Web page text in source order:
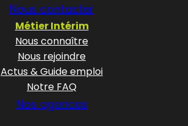
Nous contacter
Métier Intérim
Nous connaître
Nous rejoindre
Actus & Guide emploi
Notre FAQ
Nos agences